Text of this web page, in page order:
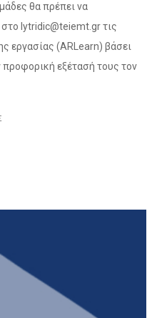
θα πρέπει να
lytridic@teiemt.gr τις
εργασίας (ARLearn) βάσει
εξέτασή τους τον